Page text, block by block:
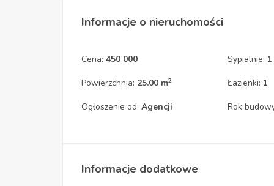
Informacje o nieruchomości
Cena: 450 000
Powierzchnia: 25.00 m2
Ogłoszenie od: Agencji
Sypialnie: 1
Łazienki: 1
Rok
Informacje dodatkowe